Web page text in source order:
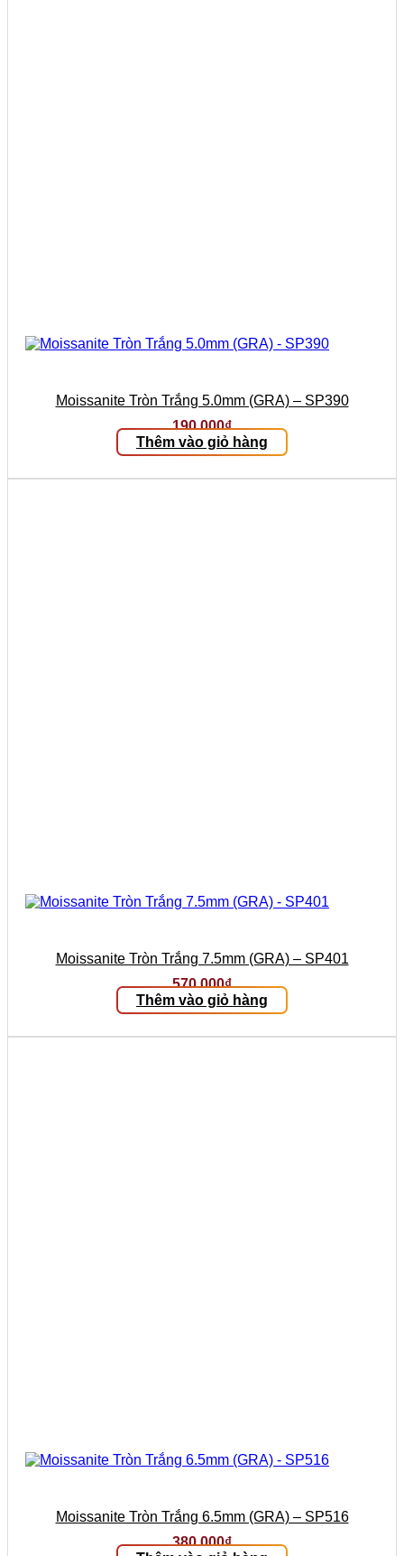
Moissanite Tròn Trắng 5.0mm (GRA) – SP390
190.000₫
Thêm vào giỏ hàng
Moissanite Tròn Trắng 7.5mm (GRA) – SP401
570.000₫
Thêm vào giỏ hàng
Moissanite Tròn Trắng 6.5mm (GRA) – SP516
380.000₫